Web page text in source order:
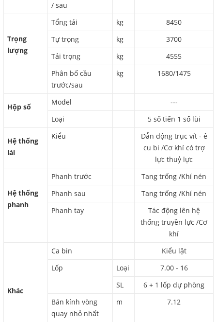
/ sau
Trọng
lượng
Tổng tải kg
8450
Tự trọng
kg
3700
Tải trọng
kg
4555
Phân bố cầu
trước/sau
kg 1680/1475
Hộp số
Model
---
Loại
5 số tiến 1 số lùi
Hệ thống
lái
Kiểu
Dẫn động trục vít - ê
cu bi /Cơ khí có trợ
lực thuỷ lực
Hệ thống
phanh
Phanh trước
Tang trống /Khí nén
Phanh sau
Tang trống /Khí nén
Phanh tay
Tác động lên hệ
thống truyền lực /Cơ
khí
Khác
Ca bin
Kiểu lật
Lốp
Loại
7.00 - 16
SL
6 + 1 lốp dự phòng
Bán kính vòng
quay nhỏ nhất
m 7.12